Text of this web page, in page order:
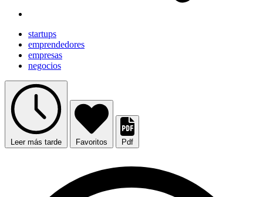
startups
emprendedores
empresas
negocios
Leer más tarde Favoritos Pdf